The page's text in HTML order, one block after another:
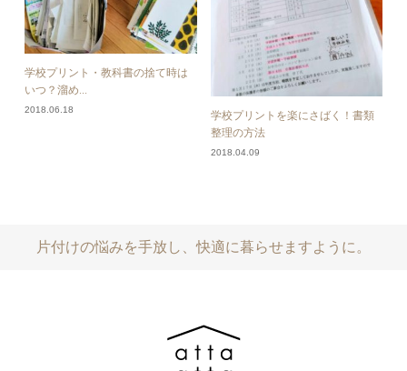
学校プリント・教科書の捨て時は
いつ？溜め...
2018.06.18
学校プリントを楽にさばく！書類
整理の方法
2018.04.09
片付けの悩みを手放し、快適に暮らせますように。